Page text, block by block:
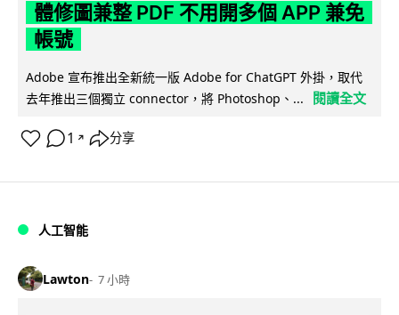
體修圖兼整 PDF 不用開多個 APP 兼免
帳號
Adobe 宣布推出全新統一版 Adobe for ChatGPT 外掛，取代
去年推出三個獨立 connector，將 Photoshop、...
閱讀全文
1 ↗ 分享
人工智能
Lawton 7 小時